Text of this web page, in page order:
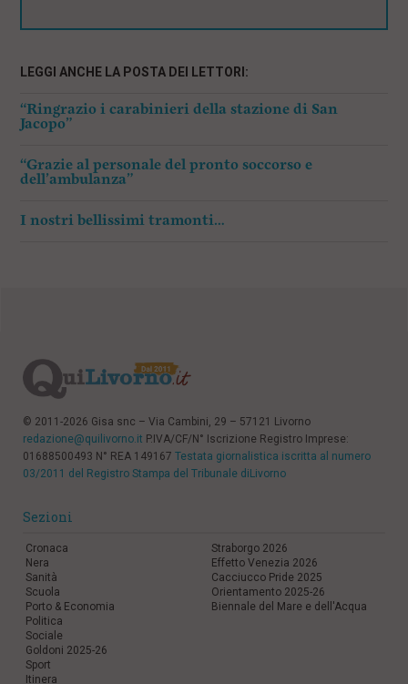
LEGGI ANCHE LA POSTA DEI LETTORI:
“Ringrazio i carabinieri della stazione di San
Jacopo”
“Grazie al personale del pronto soccorso e
dell’ambulanza”
I nostri bellissimi tramonti…
© 2011-2026 Gisa snc – Via Cambini, 29 – 57121 Livorno
redazione@quilivorno.it P.IVA/CF/N° Iscrizione Registro Imprese:
01688500493 N° REA 149167 Testata giornalistica iscritta al numero
03/2011 del Registro Stampa del Tribunale diLivorno
Sezioni
Cronaca
Nera
Sanità
Scuola
Porto & Economia
Politica
Sociale
Goldoni 2025-26
Sport
Itinera
Straborgo 2026
Effetto Venezia 2026
Cacciucco Pride 2025
Orientamento 2025-26
Biennale del Mare e dell'Acqua